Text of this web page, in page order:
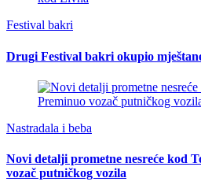
Festival bakri
Drugi Festival bakri okupio
Nastradala i beba
Novi detalji prometne nesreće kod
vozač putničkog vozila